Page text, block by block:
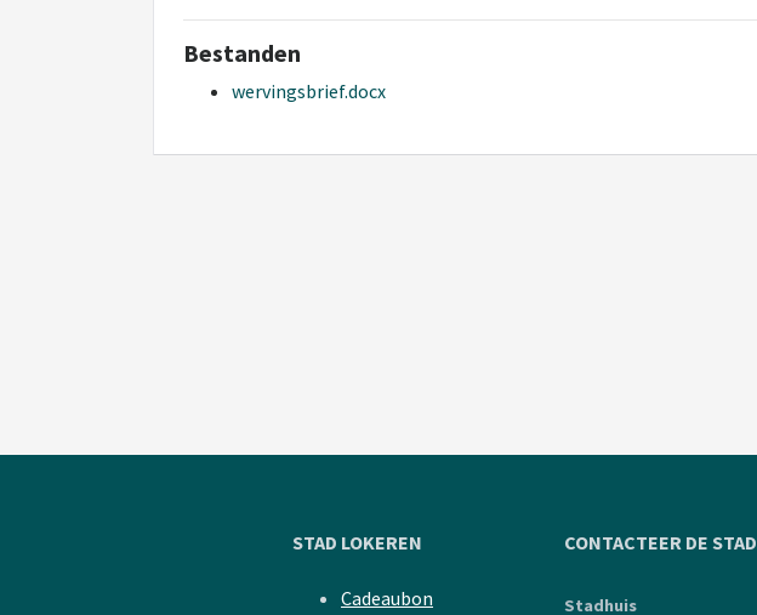
Bestanden
wervingsbrief.docx
STAD LOKEREN
Cadeaubon
CONTACTEER DE STAD
Stadhuis